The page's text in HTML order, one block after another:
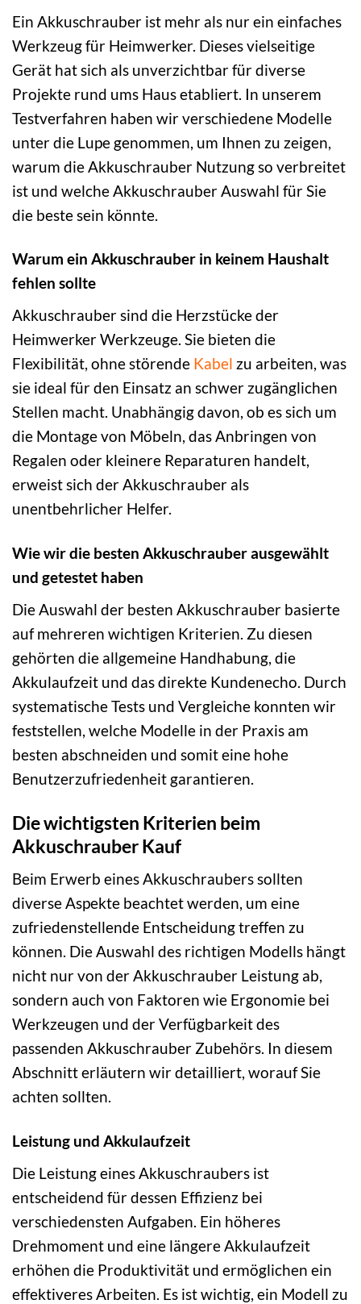
Ein Akkuschrauber ist mehr als nur ein einfaches
Werkzeug für Heimwerker. Dieses vielseitige
Gerät hat sich als unverzichtbar für diverse
Projekte rund ums Haus etabliert. In unserem
Testverfahren haben wir verschiedene Modelle
unter die Lupe genommen, um Ihnen zu zeigen,
warum die Akkuschrauber Nutzung so verbreitet
ist und welche Akkuschrauber Auswahl für Sie
die beste sein könnte.
Warum ein Akkuschrauber in keinem Haushalt
fehlen sollte
Akkuschrauber sind die Herzstücke der
Heimwerker Werkzeuge. Sie bieten die
Flexibilität, ohne störende Kabel zu arbeiten, was
sie ideal für den Einsatz an schwer zugänglichen
Stellen macht. Unabhängig davon, ob es sich um
die Montage von Möbeln, das Anbringen von
Regalen oder kleinere Reparaturen handelt,
erweist sich der Akkuschrauber als
unentbehrlicher Helfer.
Wie wir die besten Akkuschrauber ausgewählt
und getestet haben
Die Auswahl der besten Akkuschrauber basierte
auf mehreren wichtigen Kriterien. Zu diesen
gehörten die allgemeine Handhabung, die
Akkulaufzeit und das direkte Kundenecho. Durch
systematische Tests und Vergleiche konnten wir
feststellen, welche Modelle in der Praxis am
besten abschneiden und somit eine hohe
Benutzerzufriedenheit garantieren.
Die wichtigsten Kriterien beim
Akkuschrauber Kauf
Beim Erwerb eines Akkuschraubers sollten
diverse Aspekte beachtet werden, um eine
zufriedenstellende Entscheidung treffen zu
können. Die Auswahl des richtigen Modells hängt
nicht nur von der Akkuschrauber Leistung ab,
sondern auch von Faktoren wie Ergonomie bei
Werkzeugen und der Verfügbarkeit des
passenden Akkuschrauber Zubehörs. In diesem
Abschnitt erläutern wir detailliert, worauf Sie
achten sollten.
Leistung und Akkulaufzeit
Die Leistung eines Akkuschraubers ist
entscheidend für dessen Effizienz bei
verschiedensten Aufgaben. Ein höheres
Drehmoment und eine längere Akkulaufzeit
erhöhen die Produktivität und ermöglichen ein
effektiveres Arbeiten. Es ist wichtig, ein Modell zu